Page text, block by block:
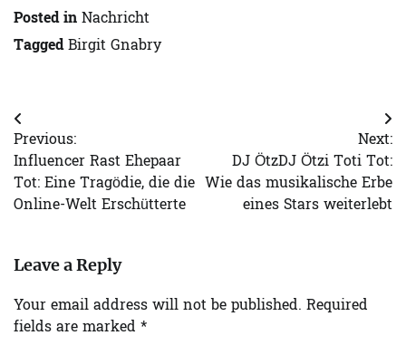
Posted in Nachricht
TaggedBirgit Gnabry
Post
navigation
Previous:
Influencer Rast Ehepaar
Tot: Eine Tragödie, die die
Online-Welt Erschütterte
Next:
DJ ÖtzDJ Ötzi Toti Tot:
Wie das musikalische Erbe
eines Stars weiterlebt
Leave a Reply
Your email address will not be published. Required
fields are marked *